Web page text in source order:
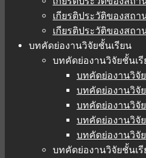
เกียรติประวัติของสถา
เกียรติประวัติของสถ
บทคัดย่องานวิจัยชั้นเรียน
บทคัดย่องานวิจัยชั้นเ
บทคัดย่องานวิจั
บทคัดย่องานวิจั
บทคัดย่องานวิจั
บทคัดย่องานวิจั
บทคัดย่องานวิจั
บทคัดย่องานวิจัยชั้นเ